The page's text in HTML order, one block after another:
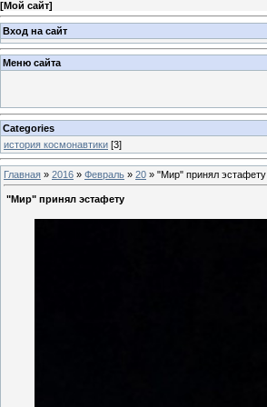
[Мой сайт]
Вход на сайт
Меню сайта
Categories
история космонавтики [3]
Главная » 2016 » Февраль » 20 » "Мир" принял эстафету
"Мир" принял эстафету